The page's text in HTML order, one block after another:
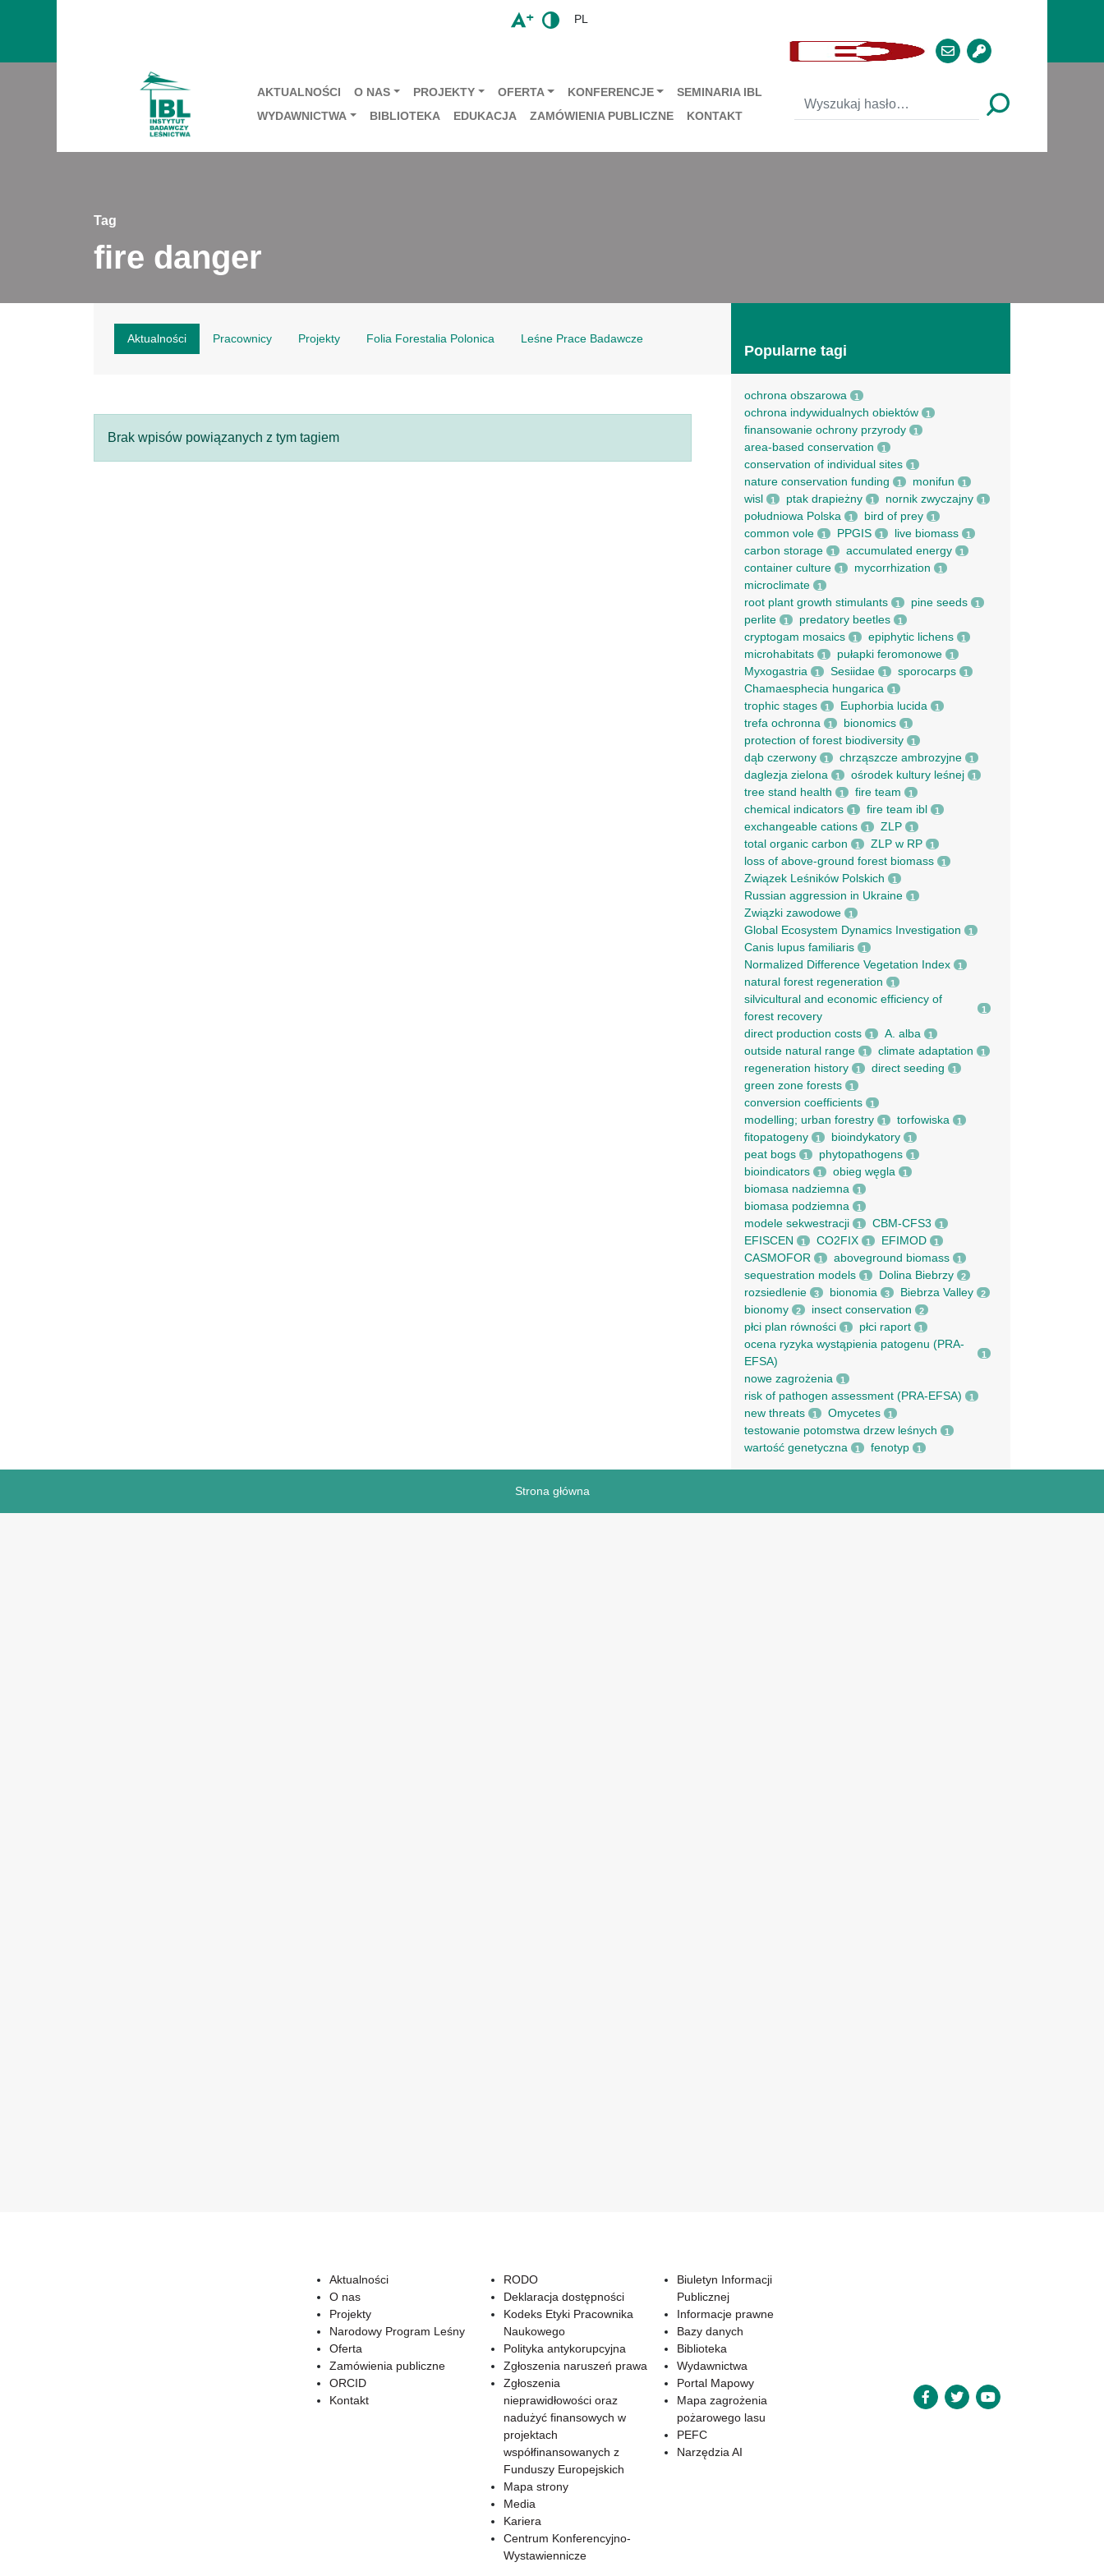
PL
AKTUALNOŚCI O NAS PROJEKTY OFERTA KONFERENCJE
SEMINARIA IBL
WYDAWNICTWA
BIBLIOTEKA EDUKACJA ZAMÓWIENIA PUBLICZNE KONTAKT
Tag
fire danger
Aktualności Pracownicy Projekty Folia Forestalia Polonica Leśne Prace Badawcze
Brak wpisów powiązanych z tym tagiem
Popularne tagi
ochrona obszarowa 1
ochrona indywidualnych obiektów 1
finansowanie ochrony przyrody 1
area-based conservation 1
conservation of individual sites 1
nature conservation funding 1 monifun 1
wisl 1 ptak drapieżny 1 nornik zwyczajny 1
południowa Polska 1 bird of prey 1
common vole 1 PPGIS 1 live biomass 1
carbon storage 1 accumulated energy 1
container culture 1 mycorrhization 1
microclimate 1
root рlant growth stimulants 1 pine seeds 1
perlite 1 predatory beetles 1
cryptogam mosaics 1 epiphytic lichens 1
microhabitats 1 pułapki feromonowe 1
Myxogastria 1 Sesiidae 1 sporocarps 1
Chamaesphecia hungarica 1
trophic stages 1 Euphorbia lucida 1
trefa ochronna 1 bionomics 1
protection of forest biodiversity 1
dąb czerwony 1 chrząszcze ambrozyjne 1
daglezja zielona 1 ośrodek kultury leśnej 1
tree stand health 1 fire team 1
chemical indicators 1 fire team ibl 1
exchangeable cations 1 ZLP 1
total organic carbon 1 ZLP w RP 1
loss of above-ground forest biomass 1
Związek Leśników Polskich 1
Russian aggression in Ukraine 1
Związki zawodowe 1
Global Ecosystem Dynamics Investigation 1
Canis lupus familiaris 1
Normalized Difference Vegetation Index 1
natural forest regeneration 1
silvicultural and economic efficiency of
forest recovery
1
direct production costs 1 A. alba 1
outside natural range 1 climate adaptation 1
regeneration history 1 direct seeding 1
green zone forests 1
conversion coefficients 1
modelling; urban forestry 1 torfowiska 1
fitopatogeny 1 bioindykatory 1
peat bogs 1 phytopathogens 1
bioindicators 1 obieg węgla 1
biomasa nadziemna 1
biomasa podziemna 1
modele sekwestracji 1 CBM-CFS3 1
EFISCEN 1 CO2FIX 1 EFIMOD 1
CASMOFOR 1 aboveground biomass 1
sequestration models 1 Dolina Biebrzy 2
rozsiedlenie 3 bionomia 3 Biebrza Valley 2
bionomy 2 insect conservation 2
płci plan równości 1 płci raport 1
ocena ryzyka wystąpienia patogenu (PRA-
EFSA)
1
nowe zagrożenia 1
risk of pathogen assessment (PRA-EFSA) 1
new threats 1 Omycetes 1
testowanie potomstwa drzew leśnych 1
wartość genetyczna 1 fenotyp 1
Strona główna
Aktualności
O nas
Projekty
Narodowy Program Leśny
Oferta
Zamówienia publiczne
ORCID
Kontakt
RODO
Deklaracja dostępności
Kodeks Etyki Pracownika
Naukowego
Polityka antykorupcyjna
Zgłoszenia naruszeń prawa
Zgłoszenia
nieprawidłowości oraz
nadużyć finansowych w
projektach
współfinansowanych z
Funduszy Europejskich
Mapa strony
Media
Kariera
Centrum Konferencyjno-
Wystawiennicze
Biuletyn Informacji
Publicznej
Informacje prawne
Bazy danych
Biblioteka
Wydawnictwa
Portal Mapowy
Mapa zagrożenia
pożarowego lasu
PEFC
Narzędzia AI